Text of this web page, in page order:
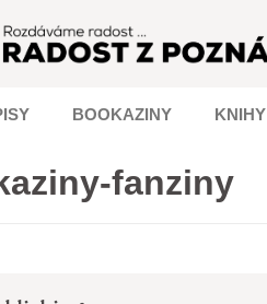
BOOKAZINY KNIHY
fanziny